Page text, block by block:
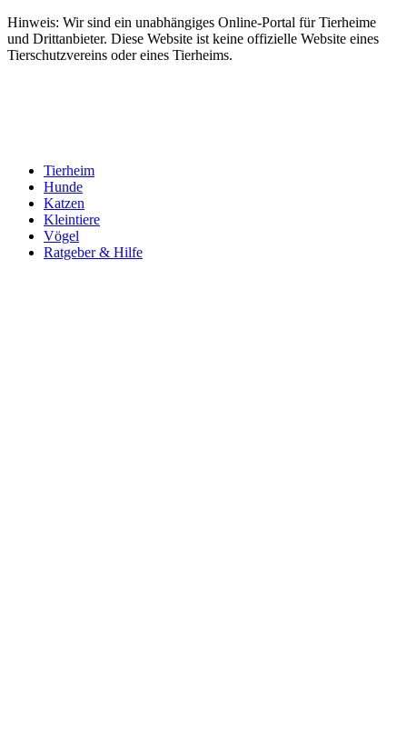
Hinweis: Wir sind ein unabhängiges Online-Portal für Tierheime
und Drittanbieter. Diese Website ist keine offizielle Website eines
Tierschutzvereins oder eines Tierheims.
Tierheim
Hunde
Katzen
Kleintiere
Vögel
Ratgeber & Hilfe